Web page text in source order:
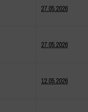
27.05.2026
27.05.2026
12.05.2026